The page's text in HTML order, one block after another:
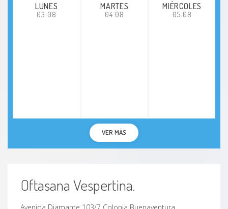
LUNES
03.08
MARTES
04.08
MIÉRCOLES
05.08
VER MÁS
Oftasana Vespertina.